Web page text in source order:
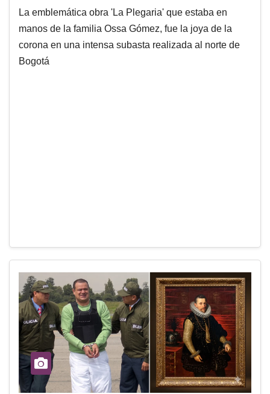
La emblemática obra 'La Plegaria' que estaba en
manos de la familia Ossa Gómez, fue la joya de la
corona en una intensa subasta realizada al norte de
Bogotá